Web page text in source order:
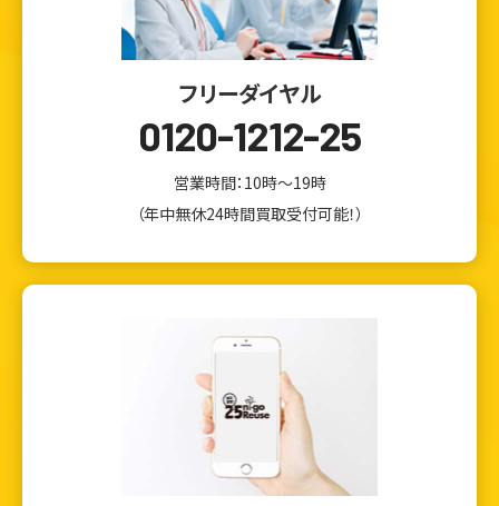
フリーダイヤル
0120-1212-25
営業時間：10時～19時
（年中無休24時間買取受付可能！）